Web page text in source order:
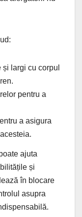
largi cu corpul
pentru a
a asigura
ajuta
și
în blocare
asupra